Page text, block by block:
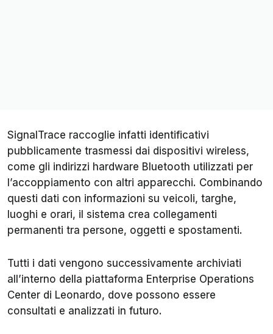
SignalTrace raccoglie infatti identificativi
pubblicamente trasmessi dai dispositivi wireless,
come gli indirizzi hardware Bluetooth utilizzati per
l’accoppiamento con altri apparecchi. Combinando
questi dati con informazioni su veicoli, targhe,
luoghi e orari, il sistema crea collegamenti
permanenti tra persone, oggetti e spostamenti.
Tutti i dati vengono successivamente archiviati
all’interno della piattaforma Enterprise Operations
Center di Leonardo, dove possono essere
consultati e analizzati in futuro.